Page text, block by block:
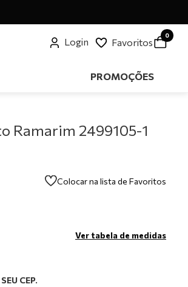
Login Favoritos
0
PROMOÇÕES
Ramarim 2499105-1
Colocar na lista de Favoritos
Ver tabela de medidas
CEP.